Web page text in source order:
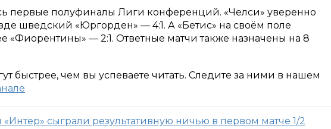
первые полуфиналы Лиги конференций. «Челси» уверенно
шведский «Юргорден» — 4:1. А «Бетис» на своём поле
«Фиорентины» — 2:1. Ответные матчи также назначены на 8
быстрее, чем вы успеваете читать. Следите за ними в нашем
«Интер» сыграли результативную ничью в первом матче 1/2